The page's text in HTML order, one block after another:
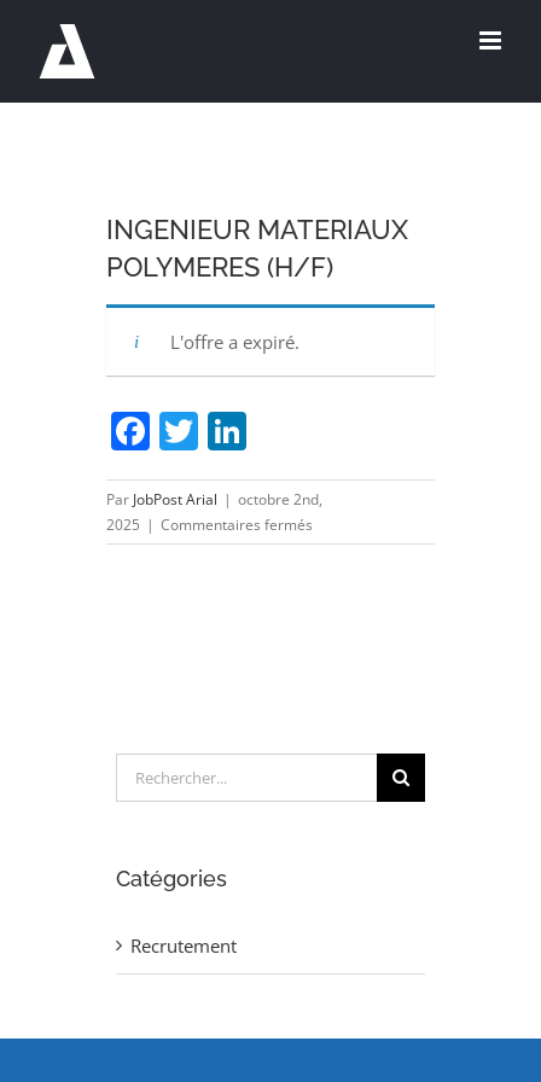
contenu
INGENIEUR MATERIAUX
POLYMERES (H/F)
L'offre a expiré.
Facebook
Twitter
Par JobPost Arial | octobre 2nd,
2025 | Commentaires fermés
INGENIEUR
Rechercher:
Catégories
Recrutement